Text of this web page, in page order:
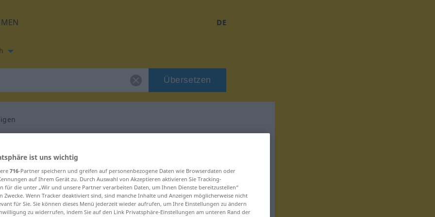
DE
Übersetzen
für "aushändigen"
transitives Zeitwort
ist uns wichtig
716-Partner speichern und greifen auf personenbezogene Daten wie Browserdaten oder
auf Ihrem Gerät zu. Durch Auswahl von Akzeptieren aktivieren Sie Tracking-
für die unter „Wir und unsere Partner verarbeiten Daten, um Ihnen Dienste bereitzustellen“
Zwecke. Wenn Tracker deaktiviert sind, sind manche Inhalte und Anzeigen möglicherweise nicht
für Sie. Sie können dieses Menü jederzeit wieder aufrufen, um Ihre Einstellungen zu ändern
zu widerrufen, indem Sie auf den Link Privatsphäre-Einstellungen am unteren Rand der